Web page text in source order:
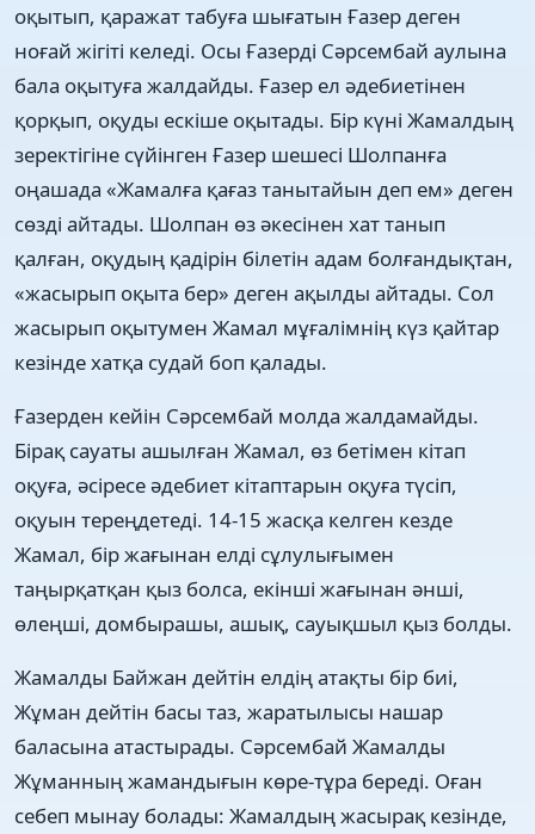
оқытып, қаражат табуға шығатын Ғазер деген
ноғай жігіті келеді. Осы Ғазерді Сəрсембай аулына
бала оқытуға жалдайды. Ғазер ел əдебиетінен
қорқып, оқуды ескіше оқытады. Бір күні Жамалдың
зеректігіне сүйінген Ғазер шешесі Шолпанға
оңашада «Жамалға қағаз танытайын деп ем» деген
сөзді айтады. Шолпан өз əкесінен хат танып
қалған, оқудың қадірін білетін адам болғандықтан,
«жасырып оқыта бер» деген ақылды айтады. Сол
жасырып оқытумен Жамал мұғалімнің күз қайтар
кезінде хатқа судай боп қалады.
Ғазерден кейін Сəрсембай молда жалдамайды.
Бірақ сауаты ашылған Жамал, өз бетімен кітап
оқуға, əсіресе əдебиет кітаптарын оқуға түсіп,
оқуын тереңдетеді. 14-15 жасқа келген кезде
Жамал, бір жағынан елді сұлулығымен
таңырқатқан қыз болса, екінші жағынан əнші,
өлеңші, домбырашы, ашық, сауықшыл қыз болды.
Жамалды Байжан дейтін елдің атақты бір биі,
Жұман дейтін басы таз, жаратылысы нашар
баласына атастырады. Сəрсембай Жамалды
Жұманның жамандығын көре-тұра береді. Оған
себеп мынау болады: Жамалдың жасырақ кезінде,